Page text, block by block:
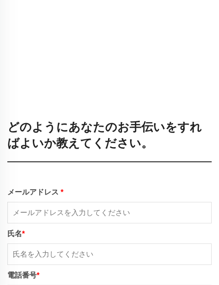
どのようにあなたのお手伝いをすれ
ばよいか教えてください。
メールアドレス *
氏名*
電話番号*